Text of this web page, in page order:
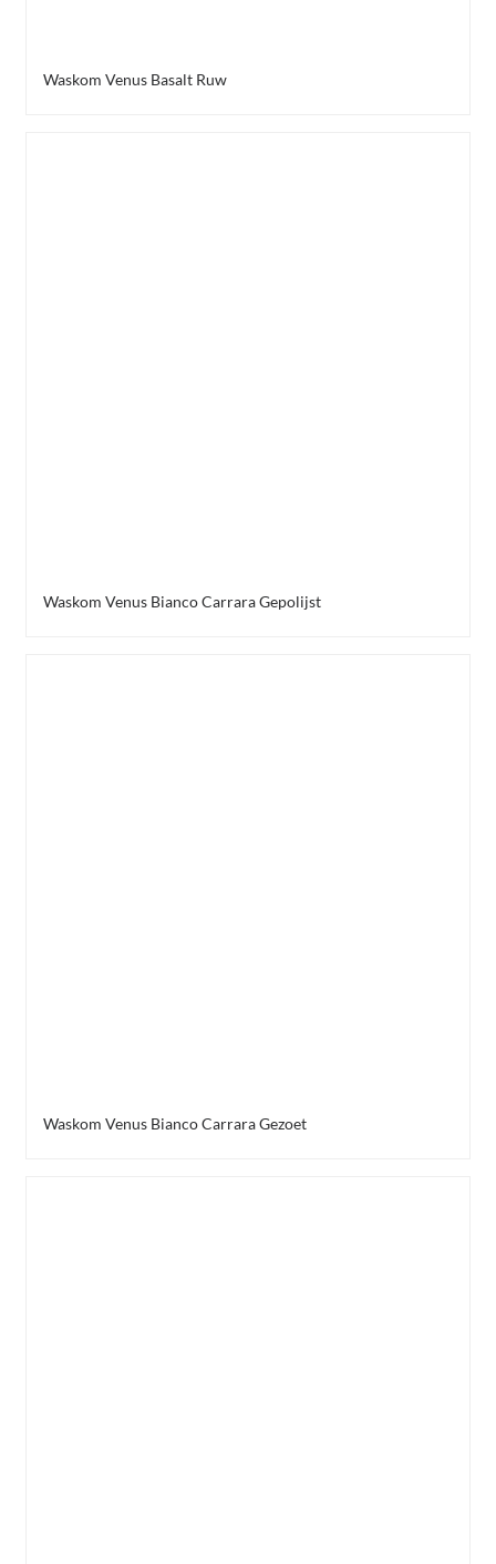
Waskom Venus Basalt Ruw
Waskom Venus Bianco Carrara Gepolijst
Waskom Venus Bianco Carrara Gezoet